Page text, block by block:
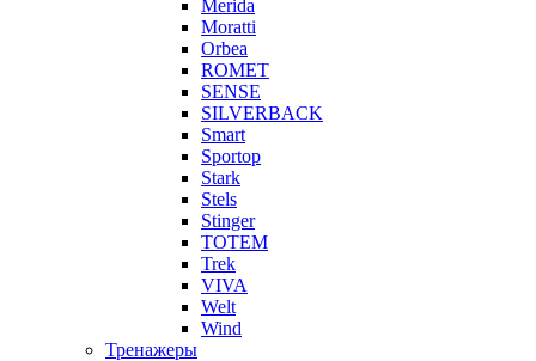
Merida
Moratti
Orbea
ROMET
SENSE
SILVERBACK
Smart
Sportop
Stark
Stels
Stinger
TOTEM
Trek
VIVA
Welt
Wind
Тренажеры